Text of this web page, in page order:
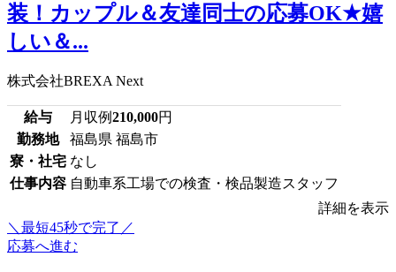
装！カップル＆友達同士の応募OK★嬉
しい＆...
株式会社BREXA Next
給与 月収例210,000円
勤務地
福島県 福島市
寮・社宅 なし
仕事内容 自動車系工場での検査・検品製造スタッフ
詳細を表示
＼最短45秒で完了／
応募へ進む